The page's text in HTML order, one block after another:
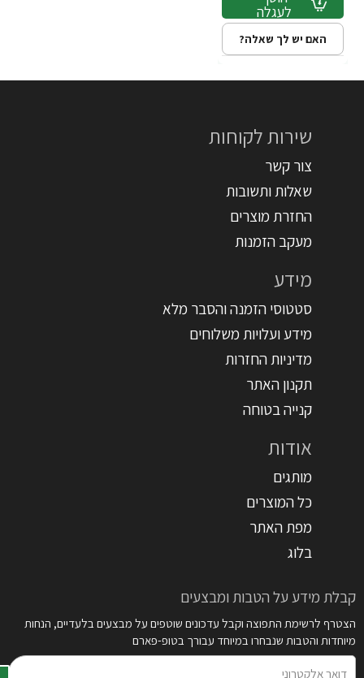
לעגלה
האם יש לך שאלה?
שירות לקוחות
צור קשר
שאלות ותשובות
החזרת מוצרים
מעקב הזמנות
מידע
סטטוסי הזמנה והסבר מלא
מידע ועלויות משלוחים
מדיניות החזרות
תקנון האתר
קנייה בטוחה
אודות
מותגים
כל המוצרים
מפת האתר
בלוג
קבלת מידע על הטבות ומבצעים
הצטרף לרשימת התפוצה וקבל עדכונים שוטפים על מבצעים בלעדיים, הנחות
מיוחדות והטבות שנבחרו במיוחד עבורך בטופ-פארם